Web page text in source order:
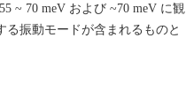
~ 70 meV および ~70 meV に観
振動モードが含まれるものと